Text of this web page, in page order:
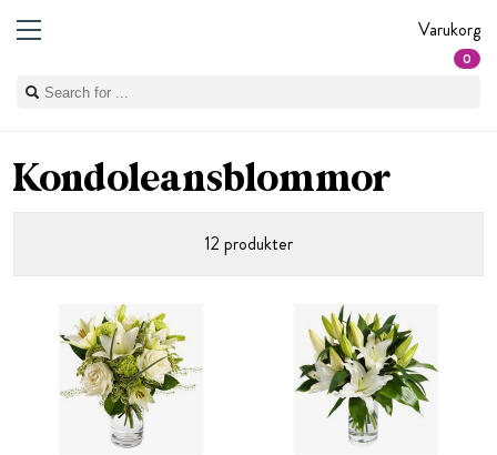
Varukorg
0
Kondoleansblommor
12 produkter